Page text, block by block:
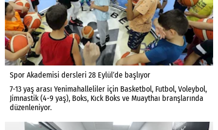
Spor Akademisi dersleri 28 Eylül’de başlıyor
7-13 yaş arası Yenimahalleliler için Basketbol, Futbol, Voleybol,
Jimnastik (4-9 yaş), Boks, Kıck Boks ve Muaythaı branşlarında
düzenleniyor.